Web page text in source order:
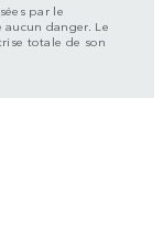
par le
danger. Le
totale de son